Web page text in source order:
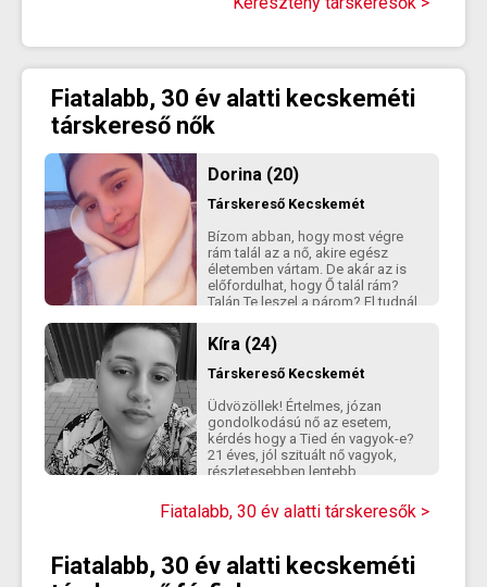
infó alapján, nehéz megítélni
házba, de a sok levelezés helyett
Fiatalabb, 30 év alatti kecskeméti
társkereső nők
Dorina (20)
Társkereső Kecskemét
Bízom abban, hogy most végre
rám talál az a nő, akire egész
életemben vártam. De akár az is
előfordulhat, hogy Ő talál rám?
Talán Te leszel a párom? El tudnál
magas nőt? Írj rám és meglátjuk!
Kíra (24)
Társkereső Kecskemét
Üdvözöllek! Értelmes, józan
gondolkodású nő az esetem,
kérdés hogy a Tied én vagyok-e?
21 éves, jól szituált nő vagyok,
részletesebben lentebb
160 cm magas nő vagyok.
Fiatalabb, 30 év alatti társkeresők >
Fiatalabb, 30 év alatti kecskeméti